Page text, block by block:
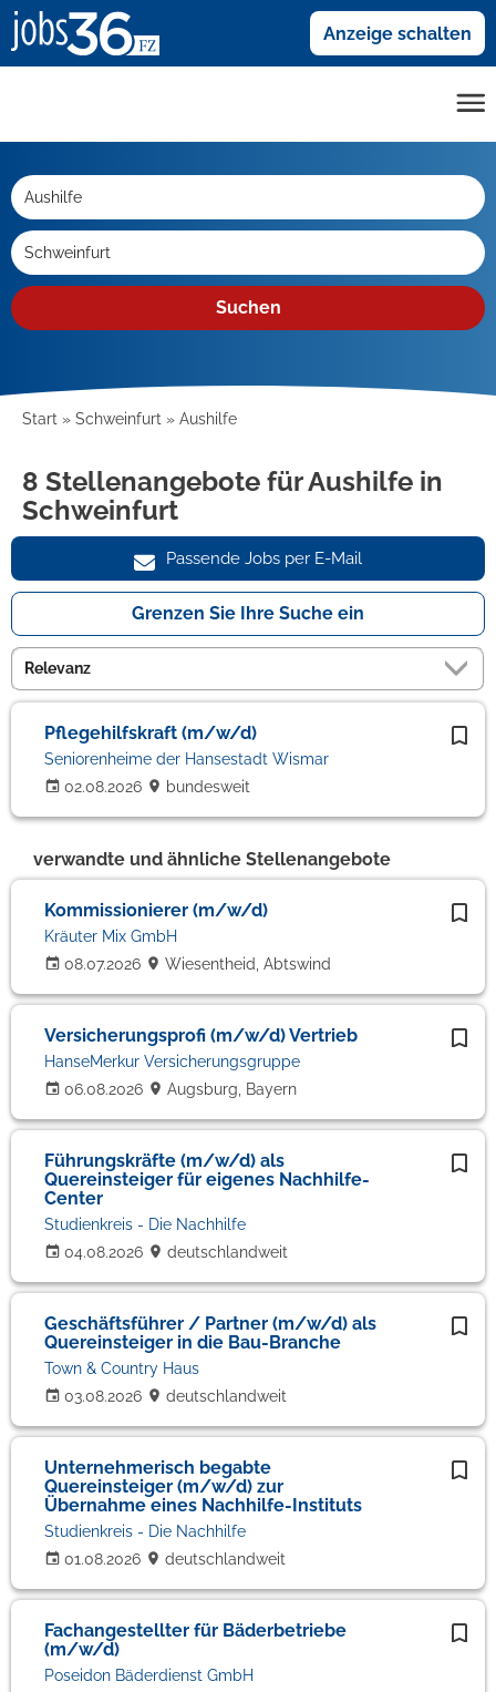
Anzeige schalten
Suchen
Start Schweinfurt Aushilfe
8 Stellenangebote für Aushilfe in
Schweinfurt
Passende Jobs per E-Mail
Grenzen Sie Ihre Suche ein
Pflegehilfskraft (m/w/d)
02.08.2026
Seniorenheime der Hansestadt Wismar
bundesweit
verwandte und ähnliche Stellenangebote
Kommissionierer (m/w/d)
08.07.2026
Kräuter Mix GmbH
Wiesentheid, Abtswind
Versicherungsprofi (m/w/d) Vertrieb
06.08.2026
HanseMerkur Versicherungsgruppe
Augsburg, Bayern
Führungskräfte (m/w/d) als
Quereinsteiger für eigenes Nachhilfe-
Center
04.08.2026
Studienkreis - Die Nachhilfe
deutschlandweit
Geschäftsführer / Partner (m/w/d) als
Quereinsteiger in die Bau-Branche
03.08.2026
Town & Country Haus
deutschlandweit
Unternehmerisch begabte
Quereinsteiger (m/w/d) zur
Übernahme eines Nachhilfe-Instituts
01.08.2026
Studienkreis - Die Nachhilfe
deutschlandweit
Fachangestellter für Bäderbetriebe
(m/w/d)
Poseidon Bäderdienst GmbH